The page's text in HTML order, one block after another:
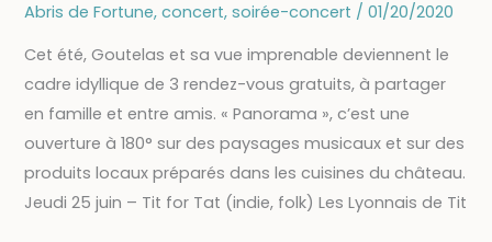
Abris de Fortune, concert, soirée-concert / 01/20/2020
Cet été, Goutelas et sa vue imprenable deviennent le
cadre idyllique de 3 rendez-vous gratuits, à partager
en famille et entre amis. « Panorama », c’est une
ouverture à 180° sur des paysages musicaux et sur des
produits locaux préparés dans les cuisines du château.
Jeudi 25 juin – Tit for Tat (indie, folk) Les Lyonnais de Tit